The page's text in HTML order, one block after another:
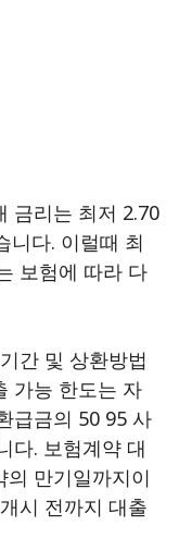
금리는 최저 2.70
니다. 이럴때 최
보험에 따라 다
간 및 상환방법
가능 한도는 자
급금의 50 95 사
다. 보험계약 대
만기일까지이
시 전까지 대출